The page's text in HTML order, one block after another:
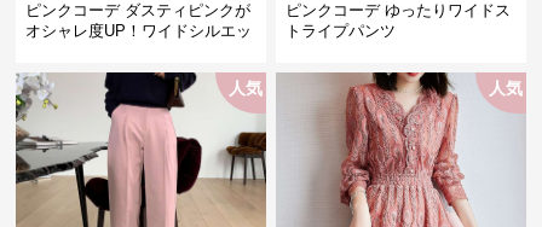
ピンクコーデ ダスティピンクが
オシャレ度UP！ワイドシルエッ
ピンクコーデ ゆったりワイドス
トライプパンツ
人気 人気